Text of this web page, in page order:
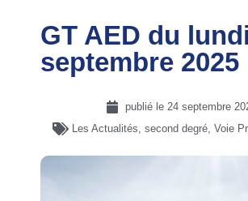
GT AED du
septembre 2025
publié le 24 septembre
Les Actualités, second degré, Voie